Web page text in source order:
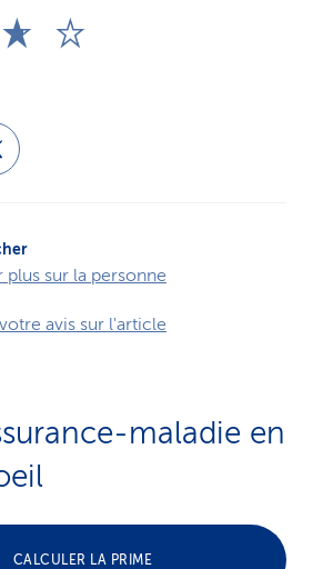
plus sur la personne
avis sur l'article
maladie en
CALCULER LA PRIME